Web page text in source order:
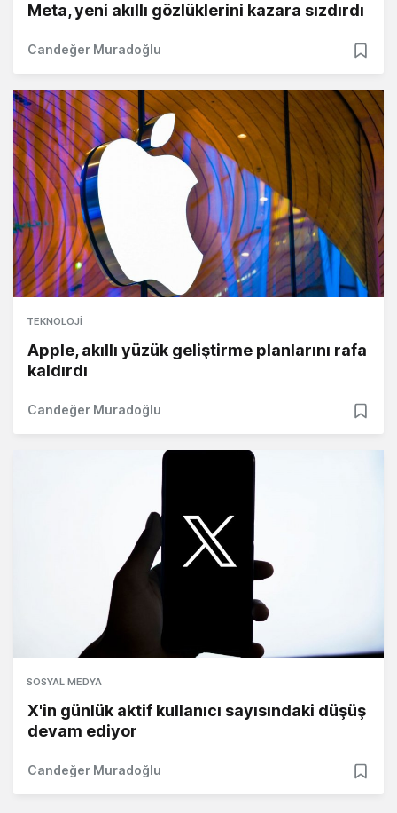
Meta, yeni akıllı gözlüklerini kazara sızdırdı
Candeğer Muradoğlu
TEKNOLOJI
Apple, akıllı yüzük geliştirme planlarını rafa
kaldırdı
Candeğer Muradoğlu
SOSYAL MEDYA
X'in günlük aktif kullanıcı sayısındaki düşüş
devam ediyor
Candeğer Muradoğlu